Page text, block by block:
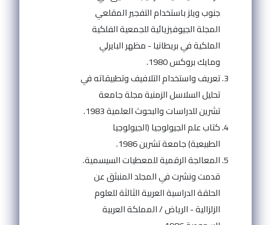
جنوب ويلز باستخدام التفجير المقلعي
المجلة الجيوفيزيائية للجمعية الفلكية
الملكية في بريطانيا - مظهر البايرلي
ومايك بروكس 1980.
تعريف واستخدام التلافيف وتطبيقاته في
تحليل السلاسل الزمنية مجلة جامعة
تشرين للدراسات والبحوث العلمية 1983.
كتاب علم الجيولوجيا (الجيولوجيا
الطبيعية) جامعة تشرين 1986.
المعالجة الرقمية للمعطيات السيسمية.
قدمت ونشرت في المجلد المنبثق عن
الحلقة الدراسية العربية الثالثة للعلوم
الزلزالية - الرياض / المملكة العربية